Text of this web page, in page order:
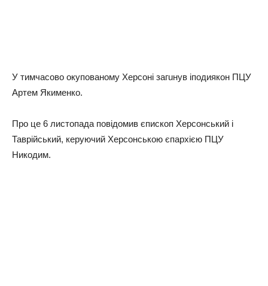
У тимчасово окупованому Херсоні загuнув іподиякон ПЦУ
Артем Якименко.
Про це 6 листопада повідомив єпископ Херсонський і
Таврійський, керуючий Херсонською єпархією ПЦУ
Никодим.